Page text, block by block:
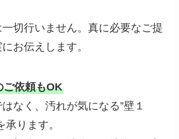
切行いません。真に必要なご提
お伝えします。
依頼もOK
なく、汚れが気になる”壁１
承ります。